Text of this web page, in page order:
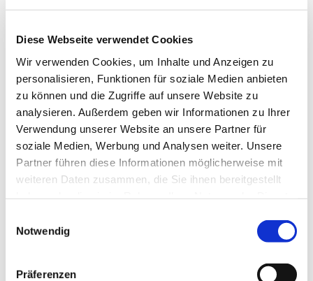
Diese Webseite verwendet Cookies
Wir verwenden Cookies, um Inhalte und Anzeigen zu
personalisieren, Funktionen für soziale Medien anbieten
zu können und die Zugriffe auf unsere Website zu
analysieren. Außerdem geben wir Informationen zu Ihrer
Verwendung unserer Website an unsere Partner für
soziale Medien, Werbung und Analysen weiter. Unsere
Partner führen diese Informationen möglicherweise mit
weiteren Daten zusammen, die Sie ihnen bereitgestellt
Notwendig
Präferenzen